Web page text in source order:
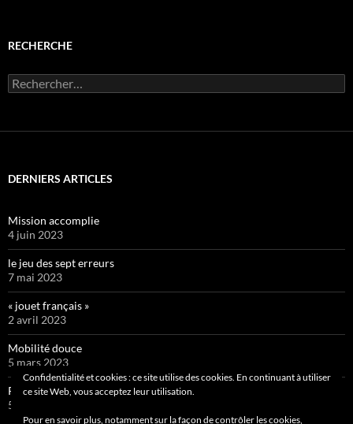
RECHERCHE
Rechercher :
DERNIERS ARTICLES
Mission accomplie
4 juin 2023
le jeu des sept erreurs
7 mai 2023
« jouet français »
2 avril 2023
Mobilité douce
5 mars 2023
Pipelette 9
5 février 2023
Confidentialité et cookies : ce site utilise des cookies. En continuant à utiliser
ce site Web, vous acceptez leur utilisation.
Pour en savoir plus, notamment sur la façon de contrôler les cookies,